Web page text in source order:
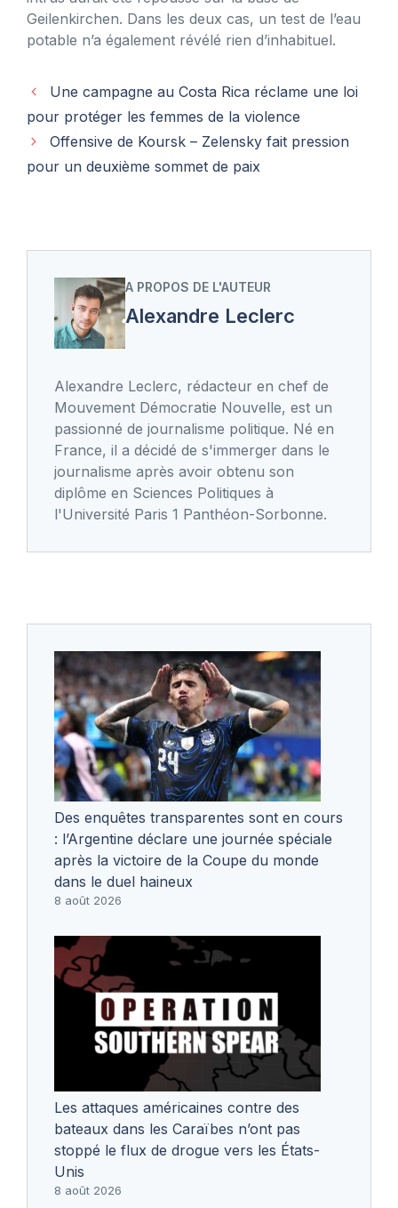
Geilenkirchen. Dans les deux cas, un test de l’eau
potable n’a également révélé rien d’inhabituel.
Une campagne au Costa Rica réclame une loi
pour protéger les femmes de la violence
Offensive de Koursk – Zelensky fait pression
pour un deuxième sommet de paix
A PROPOS DE L'AUTEUR
Alexandre Leclerc
Alexandre Leclerc, rédacteur en chef de
Mouvement Démocratie Nouvelle, est un
passionné de journalisme politique. Né en
France, il a décidé de s'immerger dans le
journalisme après avoir obtenu son
diplôme en Sciences Politiques à
l'Université Paris 1 Panthéon-Sorbonne.
Des enquêtes transparentes sont en cours
: l’Argentine déclare une journée spéciale
après la victoire de la Coupe du monde
dans le duel haineux
8 août 2026
Les attaques américaines contre des
bateaux dans les Caraïbes n’ont pas
stoppé le flux de drogue vers les États-
Unis
8 août 2026